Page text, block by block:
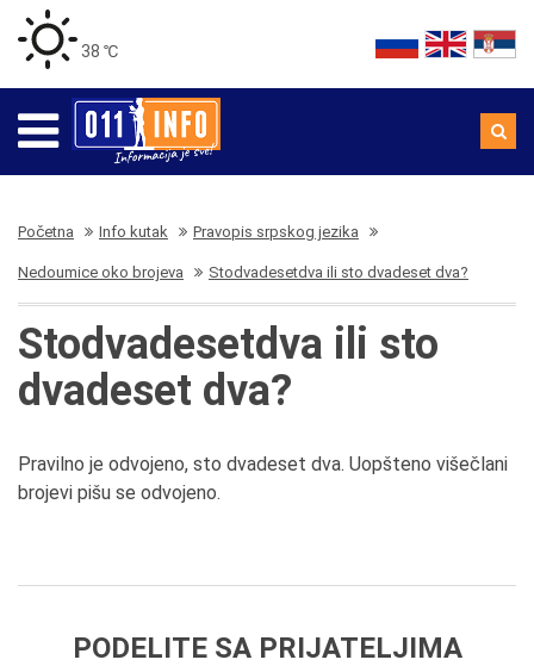
38 ℃
Početna Info kutak Pravopis srpskog jezika
Nedoumice oko brojeva Stodvadesetdva ili sto dvadeset dva?
Stodvadesetdva ili sto
dvadeset dva?
Pravilno je odvojeno, sto dvadeset dva. Uopšteno višečlani
brojevi pišu se odvojeno.
PODELITE SA PRIJATELJIMA